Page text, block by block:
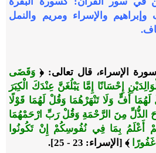
وإبراهيم والإسراء ومريم والنمل
الإسراء، قال تعالى: ﴿ وَقَضَى
إِحْسَانًا إِمَّا يَبْلُغَنَّ عِنْدَكَ الْكِبَرَ
لَهُمَا أُفٍّ وَلَا تَنْهَرْهُمَا وَقُلْ لَهُمَا قَوْلًا
الذُّلِّ مِنَ الرَّحْمَةِ وَقُلْ رَبِّ ارْحَمْهُمَا
أَعْلَمُ بِمَا فِي نُفُوسِكُمْ إِنْ تَكُونُوا
﴾ [الإسراء: 23 - 25].